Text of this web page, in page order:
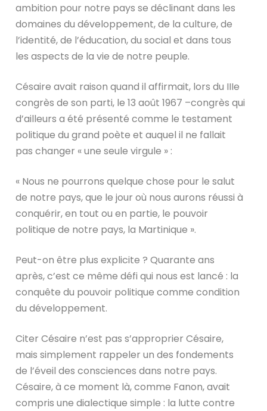
ambition pour notre pays se déclinant dans les
domaines du développement, de la culture, de
l’identité, de l’éducation, du social et dans tous
les aspects de la vie de notre peuple.
Césaire avait raison quand il affirmait, lors du IIIe
congrès de son parti, le 13 août 1967 –congrès qui
d’ailleurs a été présenté comme le testament
politique du grand poète et auquel il ne fallait
pas changer « une seule virgule » :
« Nous ne pourrons quelque chose pour le salut
de notre pays, que le jour où nous aurons réussi à
conquérir, en tout ou en partie, le pouvoir
politique de notre pays, la Martinique ».
Peut-on être plus explicite ? Quarante ans
après, c’est ce même défi qui nous est lancé : la
conquête du pouvoir politique comme condition
du développement.
Citer Césaire n’est pas s’approprier Césaire,
mais simplement rappeler un des fondements
de l’éveil des consciences dans notre pays.
Césaire, à ce moment là, comme Fanon, avait
compris une dialectique simple : la lutte contre